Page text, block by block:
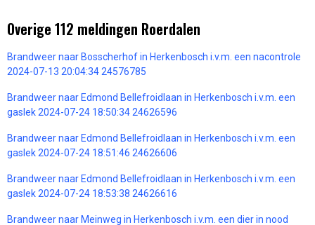
Overige 112 meldingen Roerdalen
Brandweer naar Bosscherhof in Herkenbosch i.v.m. een nacontrole
2024-07-13 20:04:34 24576785
Brandweer naar Edmond Bellefroidlaan in Herkenbosch i.v.m. een
gaslek 2024-07-24 18:50:34 24626596
Brandweer naar Edmond Bellefroidlaan in Herkenbosch i.v.m. een
gaslek 2024-07-24 18:51:46 24626606
Brandweer naar Edmond Bellefroidlaan in Herkenbosch i.v.m. een
gaslek 2024-07-24 18:53:38 24626616
Brandweer naar Meinweg in Herkenbosch i.v.m. een dier in nood